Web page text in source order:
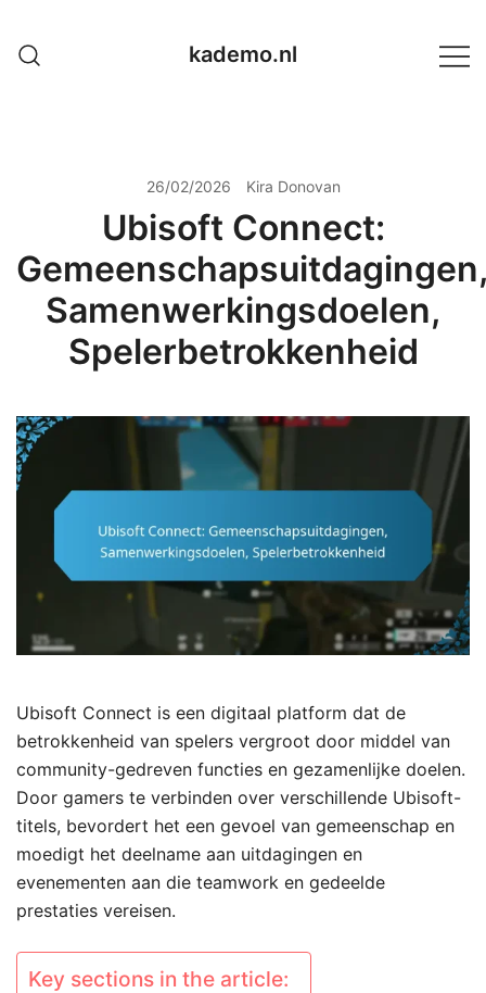
content
kademo.nl
26/02/2026 Kira Donovan
Ubisoft Connect:
Samenwerkingsdoelen,
Spelerbetrokkenheid
Ubisoft Connect is een digitaal platform dat de
betrokkenheid van spelers vergroot door middel van
community-gedreven functies en gezamenlijke doelen.
Door gamers te verbinden over verschillende Ubisoft-
titels, bevordert het een gevoel van gemeenschap en
moedigt het deelname aan uitdagingen en
evenementen aan die teamwork en gedeelde
prestaties vereisen.
Key sections in the article: